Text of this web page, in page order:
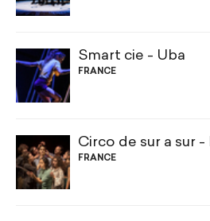
Smart cie - Uba
FRANCE
Circo de sur a sur
FRANCE